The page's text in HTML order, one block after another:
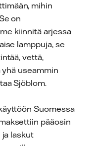
mihin
on
kiinnitä arjessa
lamppuja, se
vettä,
useammin
Sjöblom.
Suomessa
pääosin
laskut